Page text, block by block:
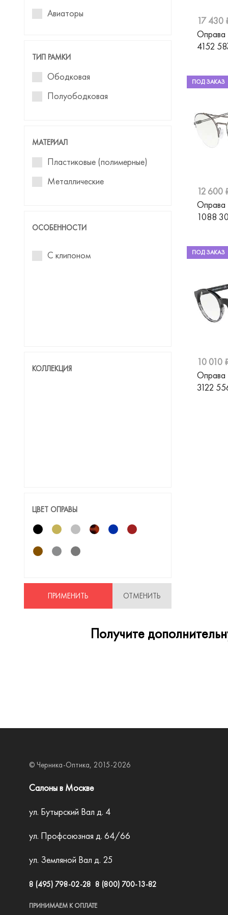
Bulget
Chopard
Christian Lacroix
David Beckham
Dior
Donna
Guess by Marciano
Hackett
Hickmann
Hugo
Humphreys
Marc Jacobs
Max Mara
Max&Co
MontBlanc
Moschino
Nifties
Pepe Jeans
Авиаторы
Бабочка
Clubmaster
Pillow (Подушка)
ТИП РАМКИ
Ободковая
Полуободковая
МАТЕРИАЛ
Пластиковые (полимерные)
Металлические
ОСОБЕННОСТИ
С клипоном
КОЛЛЕКЦИЯ
ЦВЕТ ОПРАВЫ
ПРИМЕНИТЬ ОТМЕНИТЬ
17 430
Оправа
4152
ПОД ЗАКАЗ
12 600
Оправа
1088
ПОД ЗАКАЗ
10 010
Оправа
3122
Получите
© Черника-Оптика, 2015-2026
Салоны в Москве
ул. Бутырский Вал д. 4
ул. Профсоюзная д. 64/66
ул. Земляной Вал д. 25
8 (495) 798-02-28 8 (800) 700-13-82
ПРИНИМАЕМ К ОПЛАТЕ